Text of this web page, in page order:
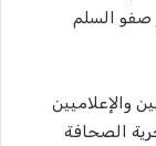
صفو السلم
والإعلاميين
الصحافة